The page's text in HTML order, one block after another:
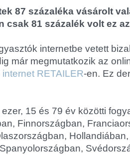
87 százaléka vásárolt
csak 81 százalék volt ez
internetbe vetett
már megmutatkozik az
internet RETAILER-en. Ez
15 és 79 év közötti
Finnországban,